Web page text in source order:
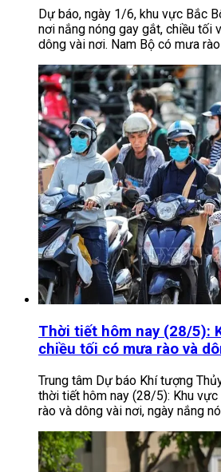
Dự báo, ngày 1/6, khu vực Bắc
nơi nắng nóng gay gắt, chiều tối
dông vài nơi. Nam Bộ có mưa
Thời tiết hôm nay (28/5):
chiều tối có mưa rào và
Trung tâm Dự báo Khí tượng
thời tiết hôm nay (28/5): Khu
rào và dông vài nơi, ngày nắng